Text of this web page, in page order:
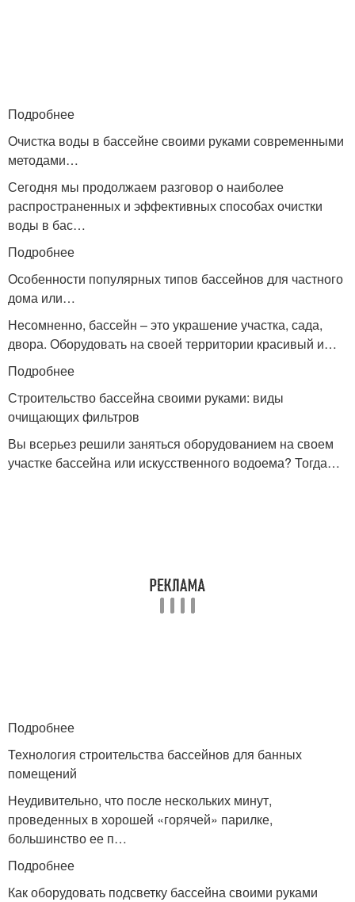
Подробнее
Очистка воды в бассейне своими руками современными
методами…
Сегодня мы продолжаем разговор о наиболее
распространенных и эффективных способах очистки
воды в бас…
Подробнее
Особенности популярных типов бассейнов для частного
дома или…
Несомненно, бассейн – это украшение участка, сада,
двора. Оборудовать на своей территории красивый и…
Подробнее
Строительство бассейна своими руками: виды
очищающих фильтров
Вы всерьез решили заняться оборудованием на своем
участке бассейна или искусственного водоема? Тогда…
Подробнее
Технология строительства бассейнов для банных
помещений
Неудивительно, что после нескольких минут,
проведенных в хорошей «горячей» парилке,
большинство ее п…
Подробнее
Как оборудовать подсветку бассейна своими руками